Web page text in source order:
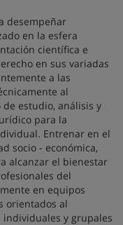
desempeñar
en la esfera
científica e
en sus variadas
a las
al
estudio, análisis y
para la
Entrenar en el
socio - económica,
alcanzar el bienestar
del
en equipos
orientados al
y grupales